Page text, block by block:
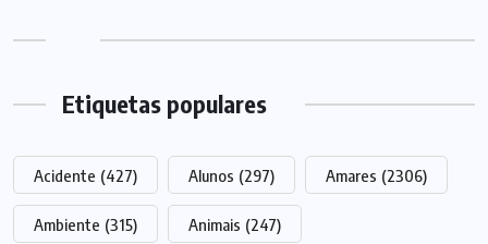
Etiquetas populares
Acidente (427) Alunos (297) Amares (2306)
Ambiente (315) Animais (247)